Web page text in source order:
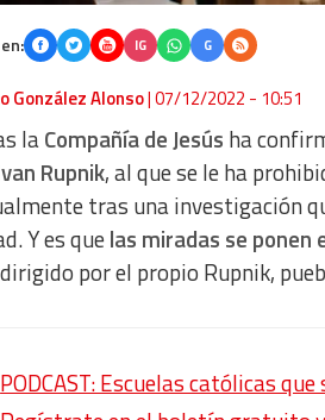
IG G
González Alonso|07/12/2022 - 10:51
laCompañía de Jesús ha
Rupnik, al que se le ha
tras una investigación
Y es quelas miradas se
por el propio Rupnik,
PODCAST: Escuelas católicas